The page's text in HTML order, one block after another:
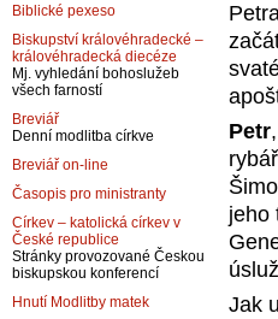
Petr,
jeho
Jak
Biblické pexeso
Biskupství královéhradecké –
královéhradecká diecéze
Mj. vyhledání bohoslužeb
všech farností
Breviář
Denní modlitba církve
Breviář on-line
Časopis pro ministranty
Církev – katolická církev v
České republice
Stránky provozované Českou
biskupskou konferencí
Hnutí Modlitby matek